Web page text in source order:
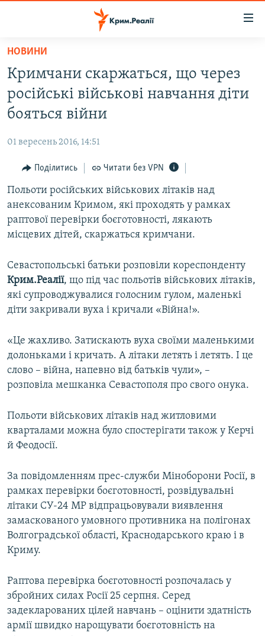
Перейти
основного
матеріалу
Перейти
до
основної
навігації
Перейти
пошуку
ВОДА.КРИМ
ВІДЕО ТА ФОТО
БЛОГИ
ПОГЛЯД
ІНТЕРВ'Ю
СПЕЦПРОЕКТИ
ВІДЕОУРОКИ «ELIFBE»
СВІДЧЕННЯ ОКУПАЦІЇ
ІНФОГРАФІКА
Русский
Qırımtatar
ДОЛУЧАЙСЯ!
НОВИНИ
Кримчани скаржаться, що через
російські військові навчання діти
бояться війни
01 вересень 2016, 14:51
Поділитись Читати без VPN
Польоти російських військових літаків над
анексованим Кримом, які проходять у рамках
раптової перевірки боєготовності, лякають
місцевих дітей, скаржаться кримчани.
Севастопольські батьки розповіли кореспонденту
Крим.Реалії, що під час польотів військових літаків,
які супроводжувалися голосним гулом, маленькі
діти закривали вуха і кричали «Війна!».
«Це жахливо. Затискають вуха своїми маленькими
долоньками і кричать. А літаки летять і летять. І це
слово – війна, напевно від батьків чули», –
розповіла мешканка Севастополя про свого онука.
Польоти військових літаків над житловими
кварталами можна було спостерігати також у Керчі
й Феодосії.
За повідомленням прес-служби Міноборони Росії, в
рамках перевірки боєготовності, розвідувальні
літаки СУ-24 МР відпрацьовували виявлення
замаскованого умовного противника на полігонах
Волгоградської області, Краснодарського краю і в
Криму.
Раптова перевірка боєготовності розпочалась у
збройних силах Росії 25 серпня. Серед
задекларованих цілей навчань – оцінити здатність
армії швидко нарощувати боєготовність на